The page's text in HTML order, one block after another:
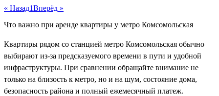
« Назад1Вперёд »
Что важно при аренде квартиры у метро Комсомольская
Квартиры рядом со станцией метро Комсомольская обычно
выбирают из-за предсказуемого времени в пути и удобной
инфраструктуры. При сравнении обращайте внимание не
только на близость к метро, но и на шум, состояние дома,
безопасность района и полный ежемесячный платеж.